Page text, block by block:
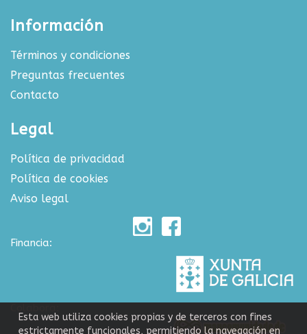
Información
Términos y condiciones
Preguntas frecuentes
Contacto
Legal
Política de privacidad
Política de cookies
Aviso legal
Financia:
Esta web utiliza cookies propias y de terceros con fines
estrictamente funcionales, permitiendo la navegación en